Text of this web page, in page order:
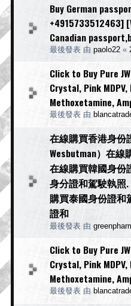
Buy German
+4915733512463]
Canadian
最後發表 由 paolo22 «
Click to Buy Pure
Crystal, Pink
Methoxetamine,
最後發表 由
在線購買香港身份
Wesbutman）在
在線購買韓國身份
身分證和駕駛執照.
購買泰國身份證和
證和
最後發表 由
Click to Buy Pure
Crystal, Pink
Methoxetamine,
最後發表 由